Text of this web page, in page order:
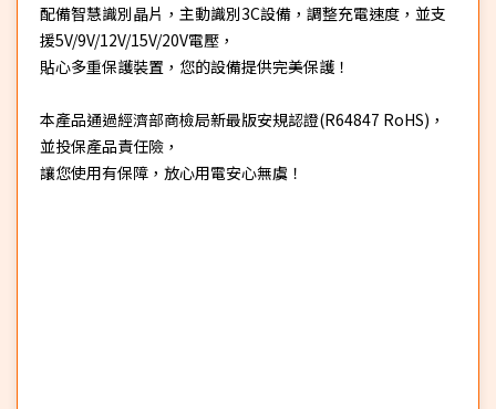
配備智慧識別晶片，主動識別3C設備，調整充電速度，並支
援5V/9V/12V/15V/20V電壓，
貼心多重保護裝置，您的設備提供完美保護！
本產品通過經濟部商檢局新最版安規認證(R64847 RoHS)，
並投保產品責任險，
讓您使用有保障，放心用電安心無虞！